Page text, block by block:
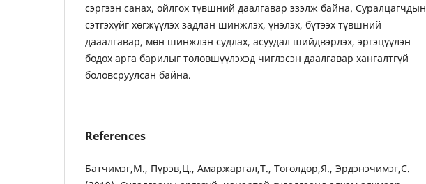
сэргээн санах, ойлгох түвшний даалгавар эзэлж байна. Суралцагчдын
сэтгэхүйг хөгжүүлэх задлан шинжлэх, үнэлэх, бүтээх түвшний
дааалгавар, мөн шинжлэн судлах, асуудал шийдвэрлэх, эргэцүүлэн
бодох арга барилыг төлөвшүүлэхэд чиглэсэн даалгавар хангалтгүй
боловсруулсан байна.
References
Батчимэг,М., Пүрэв,Ц., Амаржаргал,Т., Төгөлдөр,Я., Эрдэнэчимэг,С.